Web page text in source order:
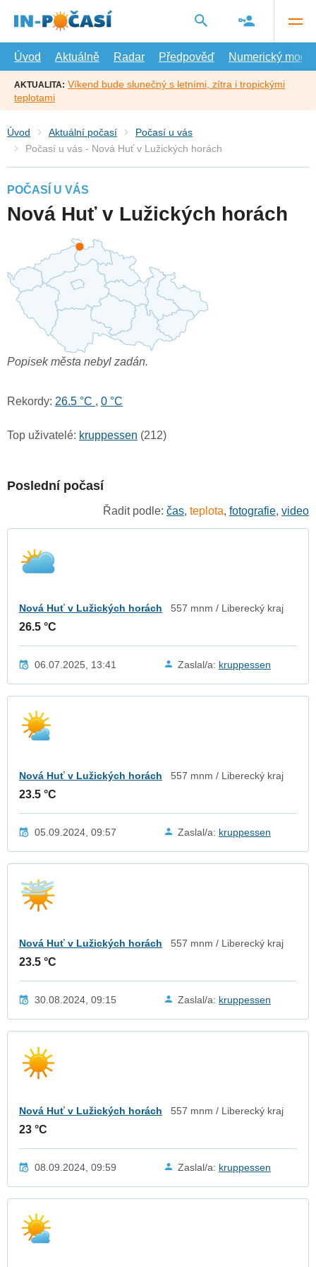
hlavní
Úvod
Aktuálně Radar Předpověď Numerický model
AKTUALITA: Víkend bude slunečný s letními, zítra i tropickými
teplotami
Úvod Aktuální počasí
Počasí u vás
Počasí u vás - Nová Huť v Lužických horách
POČASÍ U VÁS
Nová Huť v Lužických horách
Popisek města nebyl zadán.
Rekordy: 26.5 °C , 0 °C
Top uživatelé: kruppessen (212)
Poslední počasí
Řadit podle: čas, teplota, fotografie, video
Nová Huť v Lužických horách 557 mnm / Liberecký kraj
26.5 °C
06.07.2025, 13:41 Zaslal/a: kruppessen
Nová Huť v Lužických horách 557 mnm / Liberecký kraj
23.5 °C
05.09.2024, 09:57 Zaslal/a: kruppessen
Nová Huť v Lužických horách 557 mnm / Liberecký kraj
23.5 °C
30.08.2024, 09:15 Zaslal/a: kruppessen
Nová Huť v Lužických horách 557 mnm / Liberecký kraj
23 °C
08.09.2024, 09:59 Zaslal/a: kruppessen